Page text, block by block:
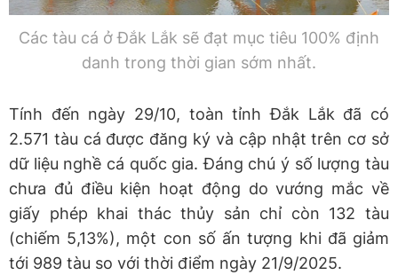
Các tàu cá ở Đắk Lắk sẽ đạt mục tiêu 100% định
danh trong thời gian sớm nhất.
Tính đến ngày 29/10, toàn tỉnh Đắk Lắk đã có
2.571 tàu cá được đăng ký và cập nhật trên cơ sở
dữ liệu nghề cá quốc gia. Đáng chú ý số lượng tàu
chưa đủ điều kiện hoạt động do vướng mắc về
giấy phép khai thác thủy sản chỉ còn 132 tàu
(chiếm 5,13%), một con số ấn tượng khi đã giảm
tới 989 tàu so với thời điểm ngày 21/9/2025.